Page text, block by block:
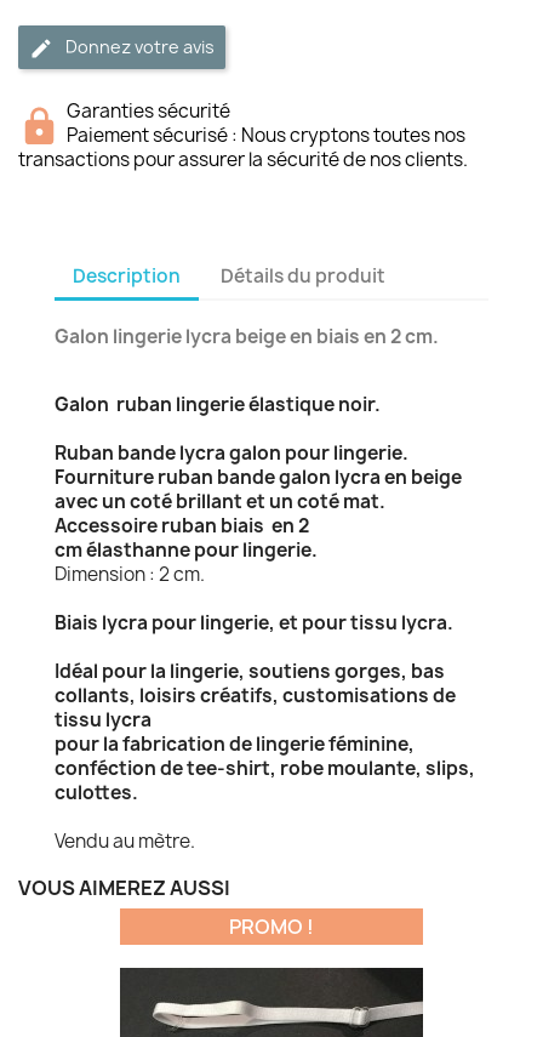
Donnez votre avis
Garanties sécurité
Paiement sécurisé : Nous cryptons toutes nos
transactions pour assurer la sécurité de nos clients.
Description Détails du produit
Galon lingerie lycra beige en biais en 2 cm.
Galon ruban lingerie élastique noir.
Ruban bande lycra galon pour lingerie.
Fourniture ruban bande galon lycra en beige
avec un coté brillant et un coté mat.
Accessoire ruban biais en 2
cm élasthanne pour lingerie.
Dimension : 2 cm.
Biais lycra pour lingerie, et pour tissu lycra.
Idéal pour la lingerie, soutiens gorges, bas
collants, loisirs créatifs, customisations de
tissu lycra
pour la fabrication de lingerie féminine,
conféction de tee-shirt, robe moulante, slips,
culottes.
Vendu au mètre.
VOUS AIMEREZ AUSSI
PROMO !